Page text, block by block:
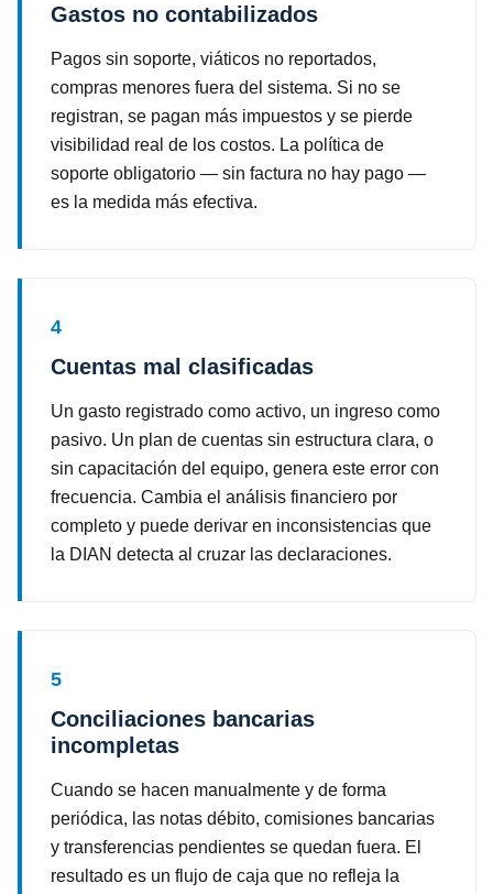
Gastos no contabilizados
Pagos sin soporte, viáticos no reportados,
compras menores fuera del sistema. Si no se
registran, se pagan más impuestos y se pierde
visibilidad real de los costos. La política de
soporte obligatorio — sin factura no hay pago —
es la medida más efectiva.
4
Cuentas mal clasificadas
Un gasto registrado como activo, un ingreso como
pasivo. Un plan de cuentas sin estructura clara, o
sin capacitación del equipo, genera este error con
frecuencia. Cambia el análisis financiero por
completo y puede derivar en inconsistencias que
la DIAN detecta al cruzar las declaraciones.
5
Conciliaciones bancarias
incompletas
Cuando se hacen manualmente y de forma
periódica, las notas débito, comisiones bancarias
y transferencias pendientes se quedan fuera. El
resultado es un flujo de caja que no refleja la